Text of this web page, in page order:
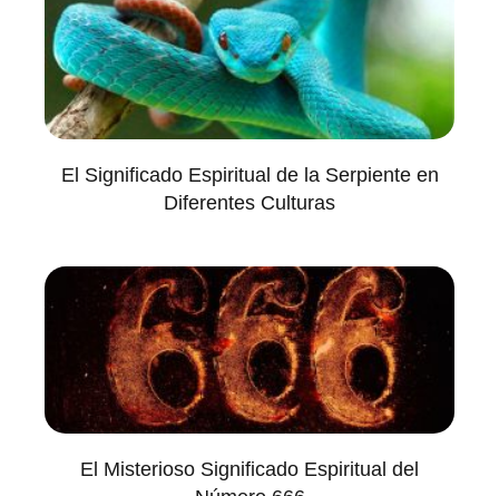
El Significado Espiritual de la Serpiente en
Diferentes Culturas
El Misterioso Significado Espiritual del